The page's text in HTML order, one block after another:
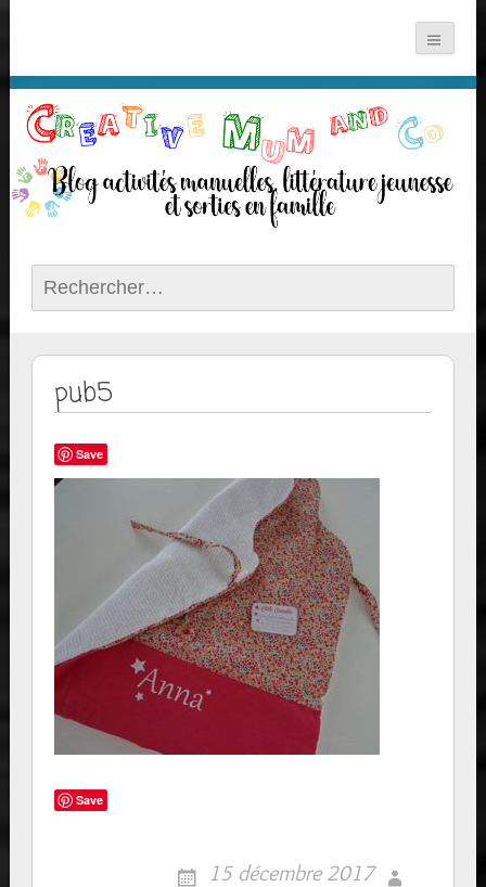
Rechercher :
pub5
Save
Save
15 décembre 2017